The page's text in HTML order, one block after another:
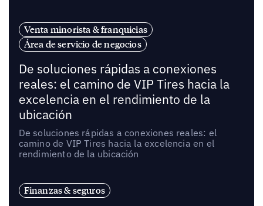
Venta minorista & franquicias
Área de servicio de negocios
De soluciones rápidas a conexiones
reales: el camino de VIP Tires hacia la
excelencia en el rendimiento de la
ubicación
De soluciones rápidas a conexiones reales: el
camino de VIP Tires hacia la excelencia en el
rendimiento de la ubicación
Finanzas & seguros